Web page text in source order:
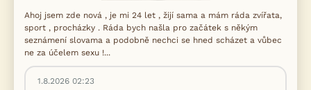
Ahoj jsem zde nová , je mi 24 let , žijí sama a mám ráda zvířata,
sport , procházky . Ráda bych našla pro začátek s někým
seznámení slovama a podobně nechci se hned scházet a vůbec
ne za účelem sexu !...
1.8.2026 02:23